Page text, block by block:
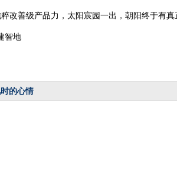
善级产品力，太阳宸园一出，朝阳终于有真
智地
的心情